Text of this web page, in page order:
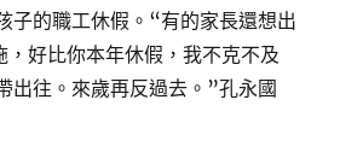
子的職工休假。“有的家長還想出
，好比你本年休假，我不克不及
出往。來歲再反過去。”孔永國